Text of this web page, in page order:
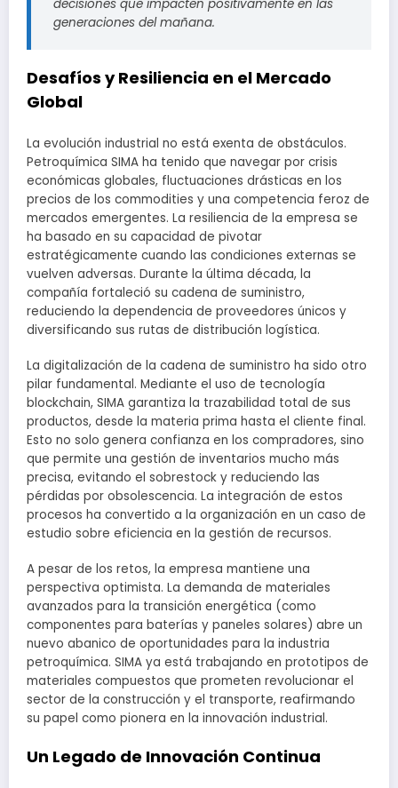
decisiones que impacten positivamente en las
generaciones del mañana.
Desafíos y Resiliencia en el Mercado
Global
La evolución industrial no está exenta de obstáculos.
Petroquímica SIMA ha tenido que navegar por crisis
económicas globales, fluctuaciones drásticas en los
precios de los commodities y una competencia feroz de
mercados emergentes. La resiliencia de la empresa se
ha basado en su capacidad de pivotar
estratégicamente cuando las condiciones externas se
vuelven adversas. Durante la última década, la
compañía fortaleció su cadena de suministro,
reduciendo la dependencia de proveedores únicos y
diversificando sus rutas de distribución logística.
La digitalización de la cadena de suministro ha sido otro
pilar fundamental. Mediante el uso de tecnología
blockchain, SIMA garantiza la trazabilidad total de sus
productos, desde la materia prima hasta el cliente final.
Esto no solo genera confianza en los compradores, sino
que permite una gestión de inventarios mucho más
precisa, evitando el sobrestock y reduciendo las
pérdidas por obsolescencia. La integración de estos
procesos ha convertido a la organización en un caso de
estudio sobre eficiencia en la gestión de recursos.
A pesar de los retos, la empresa mantiene una
perspectiva optimista. La demanda de materiales
avanzados para la transición energética (como
componentes para baterías y paneles solares) abre un
nuevo abanico de oportunidades para la industria
petroquímica. SIMA ya está trabajando en prototipos de
materiales compuestos que prometen revolucionar el
sector de la construcción y el transporte, reafirmando
su papel como pionera en la innovación industrial.
Un Legado de Innovación Continua